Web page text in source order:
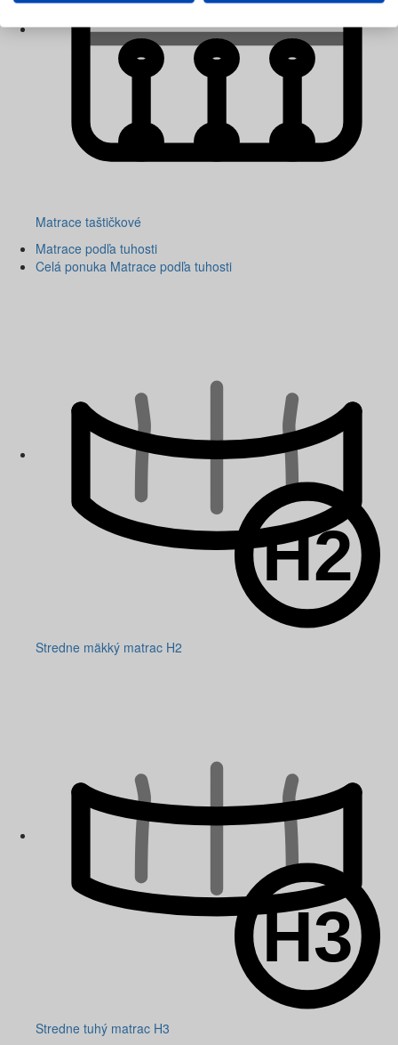
Matrace taštičkové
Matrace podľa tuhosti
Celá ponuka Matrace podľa tuhosti
Stredne mäkký matrac H2
Stredne tuhý matrac H3